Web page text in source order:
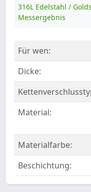
316L Edelstahl /
Messergebnis
Für wen:
Dicke:
Material:
Materialfarbe:
Beschichtung: